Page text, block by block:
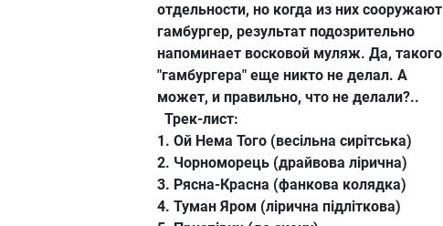
отдельности, но когда из них сооружают
гамбургер, результат подозрительно
напоминает восковой муляж. Да, такого
"гамбургера" еще никто не делал. А
может, и правильно, что не делали?..
Трек-лист:
1. Ой Нема Того (весільна сирітська)
2. Чорноморець (драйвова лірична)
3. Рясна-Красна (фанкова колядка)
4. Туман Яром (лірична підліткова)